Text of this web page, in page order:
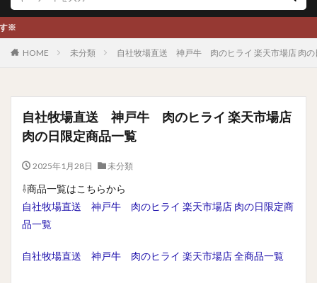
※
HOME 未分類 自社牧場直送 神戸牛 肉のヒライ 楽天市場店 肉の
自社牧場直送 神戸牛 肉のヒライ 楽天市場店
肉の日限定商品一覧
2025年1月28日 未分類
⇩商品一覧はこちらから
自社牧場直送 神戸牛 肉のヒライ 楽天市場店 肉の日限定商
品一覧
自社牧場直送 神戸牛 肉のヒライ 楽天市場店 全商品一覧